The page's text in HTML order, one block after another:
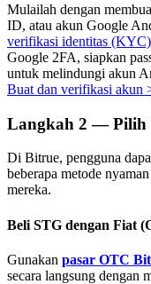
Pelajari Staking
Pelajari tentang
Bitrue
AI
Mulailah dengan
ID, atau akun Google
verifikasi identitas (KYC)
Google 2FA, siapkan
untuk melindungi akun
Buat dan verifikasi akun
Langkah 2 — Pilih
Di Bitrue, pengguna
beberapa metode
mereka.
Beli STG dengan Fiat
Gunakan pasar OTC
secara langsung dengan